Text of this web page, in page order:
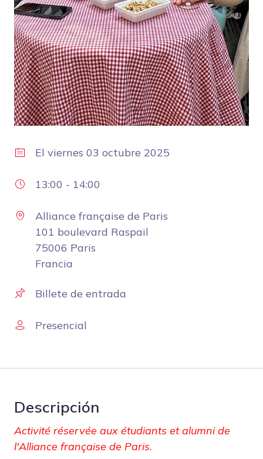
El viernes 03 octubre 2025
13:00 - 14:00
Alliance française de Paris
101 boulevard Raspail
75006 Paris
Francia
Billete de entrada
Presencial
Descripción
Activité réservée aux étudiants et alumni de
l'Alliance française de Paris.